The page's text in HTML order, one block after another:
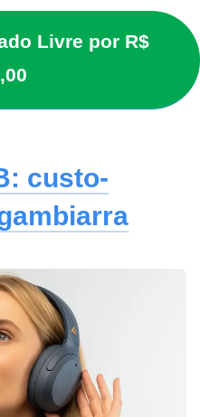
Livre por R$
custo-